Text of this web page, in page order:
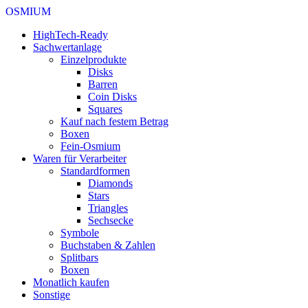
OSMIUM
HighTech-Ready
Sachwertanlage
Einzelprodukte
Disks
Barren
Coin Disks
Squares
Kauf nach festem Betrag
Boxen
Fein-Osmium
Waren für Verarbeiter
Standardformen
Diamonds
Stars
Triangles
Sechsecke
Symbole
Buchstaben & Zahlen
Splitbars
Boxen
Monatlich kaufen
Sonstige